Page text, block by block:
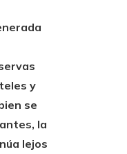
y
se
la
lejos